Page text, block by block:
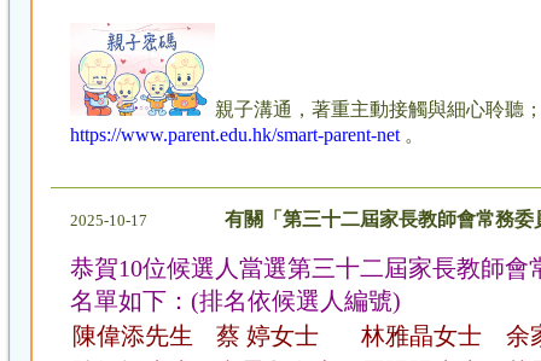
親子溝通，著重主動接觸與細心聆聽
https://www.parent.edu.hk/smart-parent-net 。
2025-10-17 有關「第三十二屆家長教師會常務
恭賀10位候選人當選第三十二屆家長教師會
名單如下：(排名依候選人編號)
陳偉添先生
蔡 婷女士 林雅晶女士
余